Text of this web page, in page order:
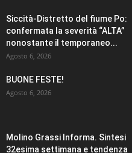
Siccità-Distretto del fiume Po:
confermata la severità “ALTA”
nonostante il temporaneo...
Agosto 6, 2026
BUONE FESTE!
Agosto 6, 2026
Molino Grassi Informa. Sintesi
32esima settimana e tendenza